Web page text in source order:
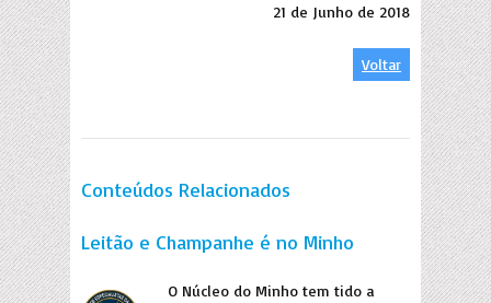
21 de Junho de 2018
Voltar
Conteúdos Relacionados
Leitão e Champanhe é no Minho
O Núcleo do Minho tem tido a